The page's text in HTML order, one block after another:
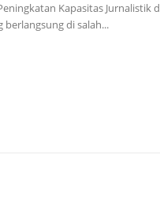
Kapasitas Jurnalistik
berlangsung di salah...